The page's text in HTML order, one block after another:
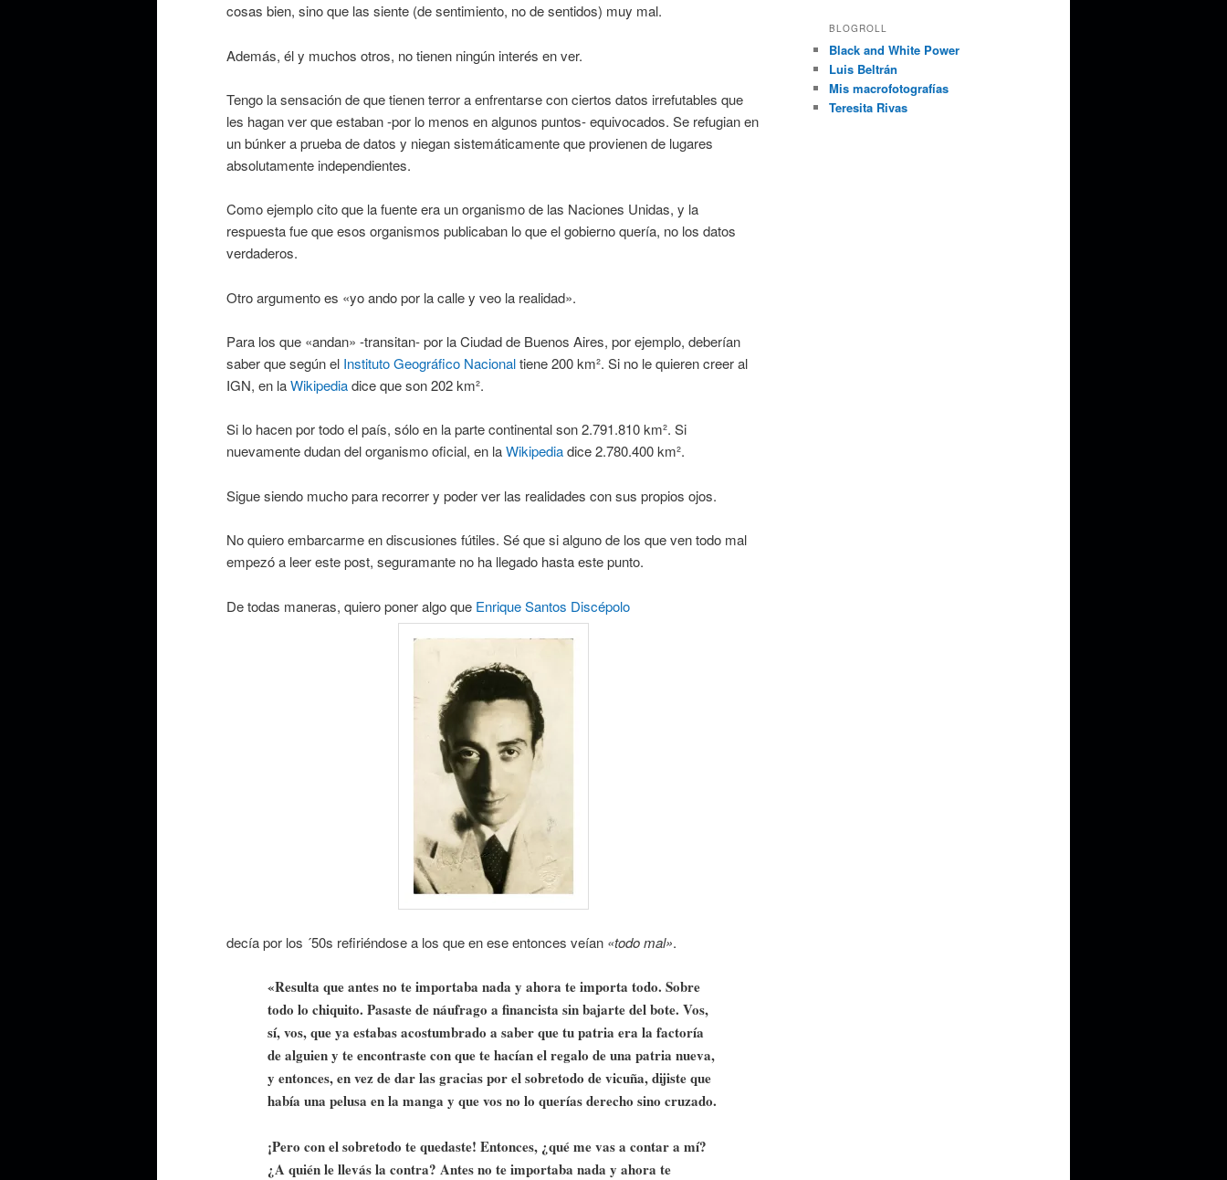
cosas bien, sino que las siente (de sentimiento, no de sentidos) muy mal.
Además, él y muchos otros, no tienen ningún interés en ver.
Tengo la sensación de que tienen terror a enfrentarse con ciertos datos irrefutables que
les hagan ver que estaban -por lo menos en algunos puntos- equivocados. Se refugian en
un búnker a prueba de datos y niegan sistemáticamente que provienen de lugares
absolutamente independientes.
Como ejemplo cito que la fuente era un organismo de las Naciones Unidas, y la
respuesta fue que esos organismos publicaban lo que el gobierno quería, no los datos
verdaderos.
Otro argumento es «yo ando por la calle y veo la realidad».
Para los que «andan» -transitan- por la Ciudad de Buenos Aires, por ejemplo, deberían
saber que según el Instituto Geográfico Nacionaltiene 200 km². Si no le quieren creer al
IGN, en laWikipediadice que son 202 km².
Si lo hacen por todo el país, sólo en la parte continental son 2.791.810 km². Si
nuevamente dudan del organismo oficial, en laWikipediadice 2.780.400 km².
Sigue siendo mucho para recorrer y poder ver las realidades con sus propios ojos.
No quiero embarcarme en discusiones fútiles. Sé que si alguno de los que ven todo mal
empezó a leer este post, seguramante no ha llegado hasta este punto.
De todas maneras, quiero poner algo que Enrique Santos Discépolo
decía por los ´50s refiriéndose a los que en ese entonces veían «todo mal».
«Resulta que antes no te importaba nada y ahora te importa todo. Sobre
todo lo chiquito. Pasaste de náufrago a financista sin bajarte del bote. Vos,
sí, vos, que ya estabas acostumbrado a saber que tu patria era la factoría
de alguien y te encontraste con que te hacían el regalo de una patria nueva,
y entonces, en vez de dar las gracias por el sobretodo de vicuña, dijiste que
había una pelusa en la manga y que vos no lo querías derecho sino cruzado.
¡Pero con el sobretodo te quedaste! Entonces, ¿qué me vas a contar a mí?
¿A quién le llevás la contra? Antes no te importaba nada y ahora te
BLOGROLL
Black and White Power
Luis Beltrán
Mis macrofotografías
Teresita Rivas